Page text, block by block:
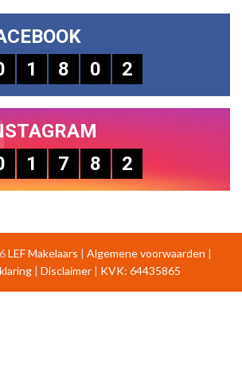
1 8 0 2
1 7 8 2
LEF Makelaars | Algemene voorwaarden |
| Disclaimer| KVK: 64435865